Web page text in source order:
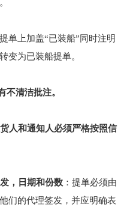
单上加盖“已装船”同时注明
变为已装船提单。
不清洁批注。
人和通知人必须严格按照信
，日期和份数：提单必须由
们的代理签发，并应明确表